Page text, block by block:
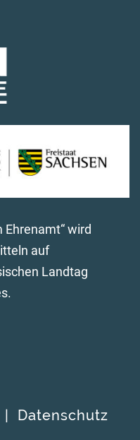
Ehrenamt“ wird
auf
Landtag
Datenschutz